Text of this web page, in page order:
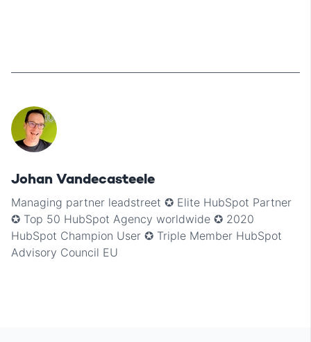
Johan Vandecasteele
Managing partner leadstreet ✪ Elite HubSpot Partner
✪ Top 50 HubSpot Agency worldwide ✪ 2020
HubSpot Champion User ✪ Triple Member HubSpot
Advisory Council EU